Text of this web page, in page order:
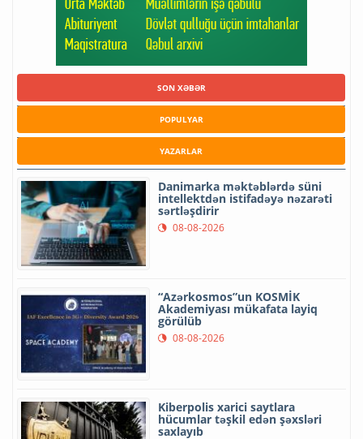
SON XƏBƏR
POPULYAR
YAZARLAR
Danimarka məktəblərdə süni
intellektdən istifadəyə nəzarəti
sərtləşdirir
08-08-2026
“Azərkosmos”un KOSMİK
Akademiyası mükafata layiq
görülüb
08-08-2026
Kiberpolis xarici saytlara
hücumlar təşkil edən şəxsləri
saxlayıb